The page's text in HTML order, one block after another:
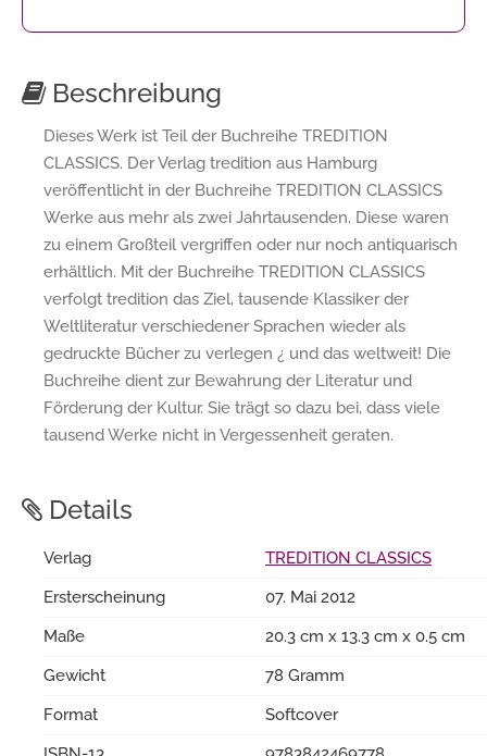
Beschreibung
Dieses Werk ist Teil der Buchreihe TREDITION
CLASSICS. Der Verlag tredition aus Hamburg
veröffentlicht in der Buchreihe TREDITION CLASSICS
Werke aus mehr als zwei Jahrtausenden. Diese waren
zu einem Großteil vergriffen oder nur noch antiquarisch
erhältlich. Mit der Buchreihe TREDITION CLASSICS
verfolgt tredition das Ziel, tausende Klassiker der
Weltliteratur verschiedener Sprachen wieder als
gedruckte Bücher zu verlegen ¿ und das weltweit! Die
Buchreihe dient zur Bewahrung der Literatur und
Förderung der Kultur. Sie trägt so dazu bei, dass viele
tausend Werke nicht in Vergessenheit geraten.
Details
Verlag
TREDITION CLASSICS
Ersterscheinung
07. Mai 2012
Maße
20.3 cm x 13.3 cm x 0.5 cm
Gewicht
78 Gramm
Format
Softcover